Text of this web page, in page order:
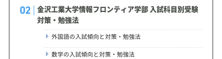
金沢工業大学情報フロンティア学部 入試科目別受験
対策・勉強法
外国語の入試傾向と対策・勉強法
数学の入試傾向と対策・勉強法